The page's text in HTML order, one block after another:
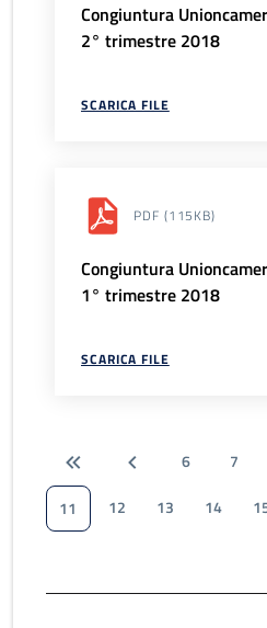
Congiuntura
2° trimestre 2018
SCARICA FILE
PDF (115KB)
Congiuntura
1° trimestre 2018
SCARICA FILE
6 7
11
12 13 14